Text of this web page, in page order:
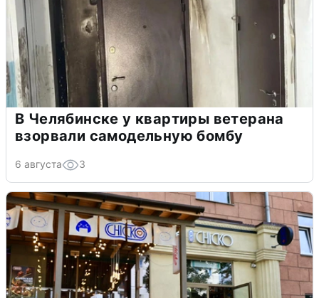
В Челябинске у квартиры ветерана
взорвали самодельную бомбу
6 августа 3